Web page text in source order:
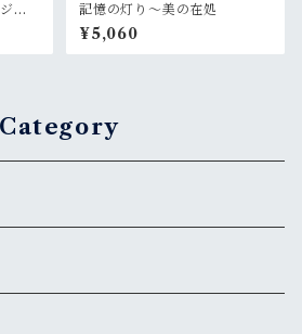
M~
記憶の灯り〜美の在処
¥5,060
Category